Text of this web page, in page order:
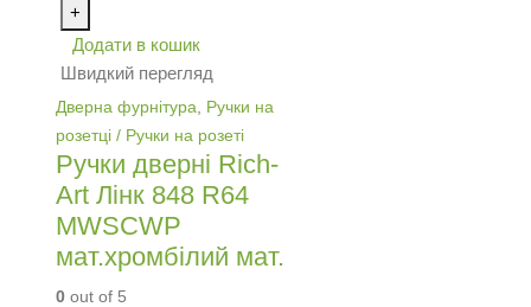
+
Додати в кошик
Швидкий перегляд
Дверна фурнітура
Ручки на
розетці / Ручки на розеті
Ручки дверні Rich-
Art Лінк 848 R64
MWSCWP
мат.хромбілий мат.
0 out of 5